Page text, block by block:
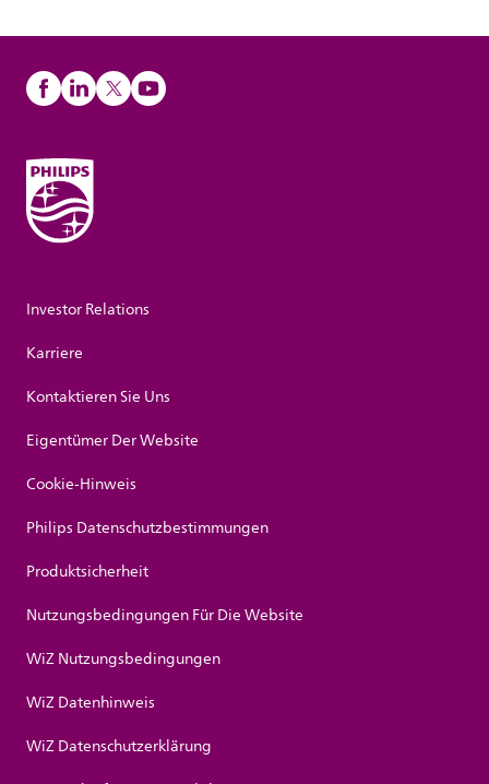
Investor Relations
Karriere
Kontaktieren Sie Uns
Eigentümer Der Website
Cookie-Hinweis
Philips Datenschutzbestimmungen
Produktsicherheit
Nutzungsbedingungen Für Die Website
WiZ Nutzungsbedingungen
WiZ Datenhinweis
WiZ Datenschutzerklärung